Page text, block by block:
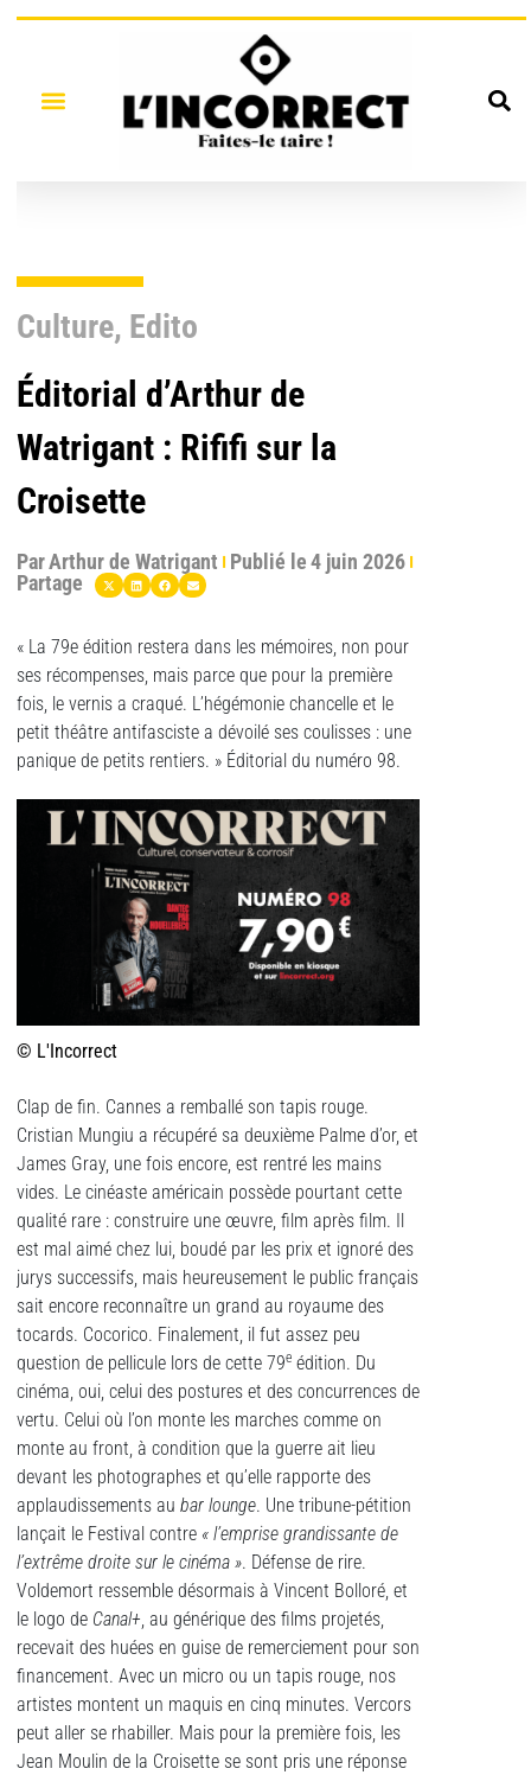
Culture, Edito
Éditorial d’Arthur de
Watrigant : Rififi sur la
Croisette
ParArthur de Watrigant Publié le4 juin 2026
Partage
« La 79e édition restera dans les mémoires, non pour
ses récompenses, mais parce que pour la première
fois, le vernis a craqué. L’hégémonie chancelle et le
petit théâtre antifasciste a dévoilé ses coulisses : une
panique de petits rentiers. » Éditorial du numéro 98.
© L'Incorrect
Clap de fin. Cannes a remballé son tapis rouge.
Cristian Mungiu a récupéré sa deuxième Palme d’or, et
James Gray, une fois encore, est rentré les mains
vides. Le cinéaste américain possède pourtant cette
qualité rare : construire une œuvre, film après film. Il
est mal aimé chez lui, boudé par les prix et ignoré des
jurys successifs, mais heureusement le public français
sait encore reconnaître un grand au royaume des
tocards. Cocorico. Finalement, il fut assez peu
question de pellicule lors de cette 79e édition. Du
cinéma, oui, celui des postures et des concurrences de
vertu. Celui où l’on monte les marches comme on
monte au front, à condition que la guerre ait lieu
devant les photographes et qu’elle rapporte des
applaudissements au bar lounge. Une tribune-pétition
lançait le Festival contre « l’emprise grandissante de
l’extrême droite sur le cinéma ». Défense de rire.
Voldemort ressemble désormais à Vincent Bolloré, et
le logo de Canal+, au générique des films projetés,
recevait des huées en guise de remerciement pour son
financement. Avec un micro ou un tapis rouge, nos
artistes montent un maquis en cinq minutes. Vercors
peut aller se rhabiller. Mais pour la première fois, les
Jean Moulin de la Croisette se sont pris une réponse